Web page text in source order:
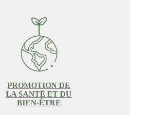
PROMOTION DE
LA SANTÉ ET DU
BIEN-ÊTRE